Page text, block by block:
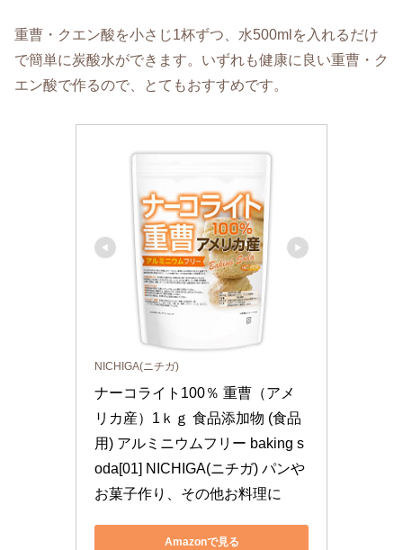
重曹・クエン酸を小さじ1杯ずつ、水500mlを入れるだけ
で簡単に炭酸水ができます。いずれも健康に良い重曹・ク
エン酸で作るので、とてもおすすめです。
NICHIGA(ニチガ)
ナーコライト100％ 重曹（アメ
リカ産）1ｋｇ 食品添加物 (食品
用) アルミニウムフリー baking s
oda[01] NICHIGA(ニチガ) パンや
お菓子作り、その他お料理に
Amazonで見る